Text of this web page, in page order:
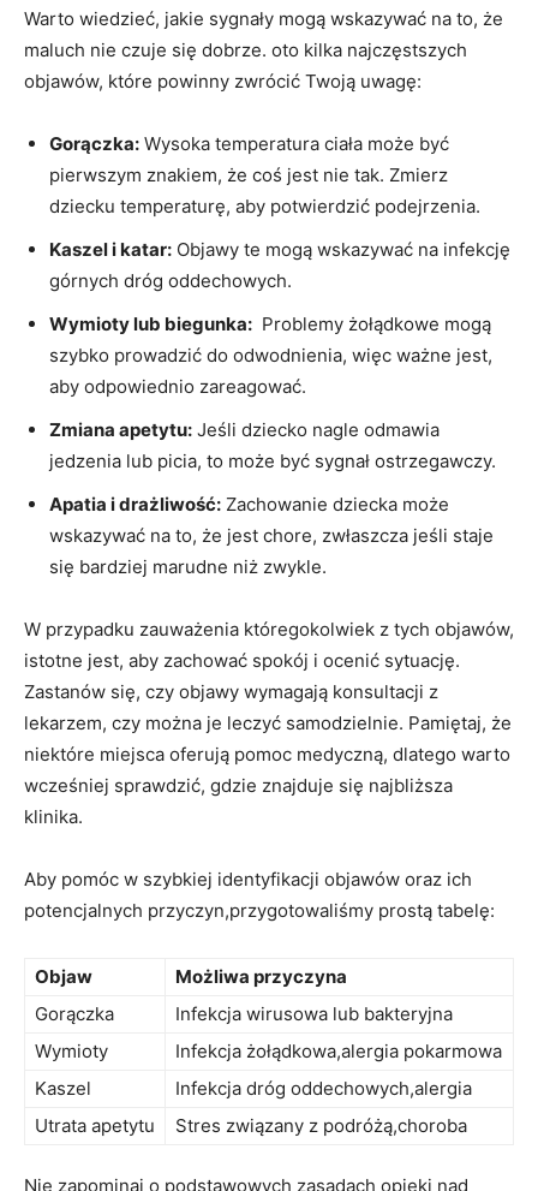
Warto wiedzieć, jakie⁢ sygnały ⁤mogą wskazywać na ​to,‌ że
maluch nie czuje‍ się dobrze. oto kilka najczęstszych
objawów, które powinny zwrócić Twoją uwagę:
Gorączka: Wysoka temperatura ciała może być
pierwszym znakiem, że coś jest nie tak. ​Zmierz
dziecku⁢ temperaturę, aby potwierdzić podejrzenia.
Kaszel i katar: Objawy te mogą‌ wskazywać na infekcję
górnych dróg oddechowych.
Wymioty lub⁢ biegunka: ⁣ Problemy żołądkowe mogą⁢
szybko prowadzić do odwodnienia, więc ważne jest,
⁣aby odpowiednio zareagować.
Zmiana apetytu: Jeśli dziecko⁣ nagle odmawia
jedzenia ⁢lub‍ picia, to​ może być sygnał ostrzegawczy.
Apatia i drażliwość: Zachowanie dziecka może
wskazywać na to, że jest chore, zwłaszcza jeśli staje
się bardziej marudne niż zwykle.
W przypadku ​zauważenia któregokolwiek z tych objawów,
istotne jest, aby zachować spokój i ocenić‌ sytuację.‌
Zastanów się, czy objawy wymagają ⁣konsultacji z
lekarzem, czy można je leczyć⁣ samodzielnie.⁤ Pamiętaj, że
niektóre miejsca oferują pomoc‍ medyczną, dlatego warto
wcześniej sprawdzić, gdzie znajduje się najbliższa⁢
klinika.
Aby pomóc w szybkiej ​identyfikacji ​objawów oraz⁤ ich
potencjalnych przyczyn,przygotowaliśmy prostą tabelę:
Objaw
Możliwa przyczyna
Gorączka
Infekcja wirusowa lub bakteryjna
Wymioty
Infekcja ‍żołądkowa,alergia pokarmowa
Kaszel
Infekcja dróg oddechowych,alergia
Utrata apetytu
Stres związany z podróżą,choroba
Nie zapominaj o podstawowych zasadach opieki ⁢nad